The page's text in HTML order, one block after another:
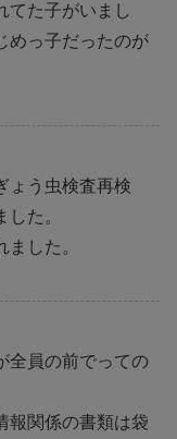
てた子がいまし
めっ子だったのが
ょう虫検査再検
た。
した。
全員の前でっての
報関係の書類は袋